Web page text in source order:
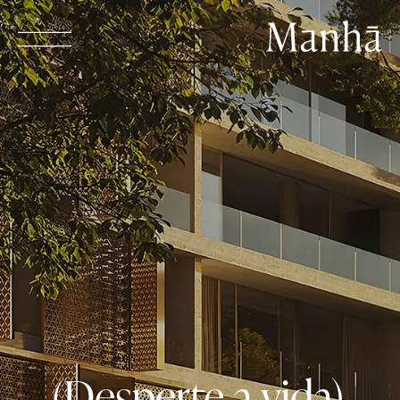
ENTRE EM CONTATO
PORTAL DO CLIENTE
Edifício Manhã
Projetistas
Filme Edifício Manhã
Fachada
Paisagismo
Interiores